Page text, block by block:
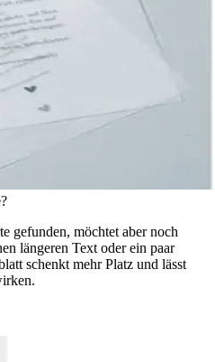
gefunden, möchtet aber noch
längeren Text oder ein paar
schenkt mehr Platz und lässt